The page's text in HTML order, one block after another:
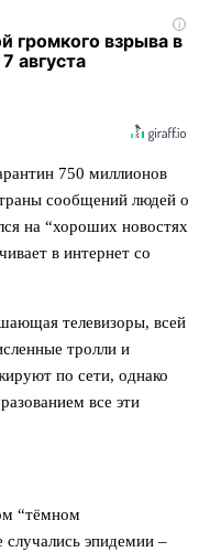
i
громкого взрыва в
августа
750 миллионов
сообщений людей о
на “хороших новостях
в интернет со
телевизоры, всей
тролли и
по сети, однако
все эти
“тёмном
случались эпидемии –